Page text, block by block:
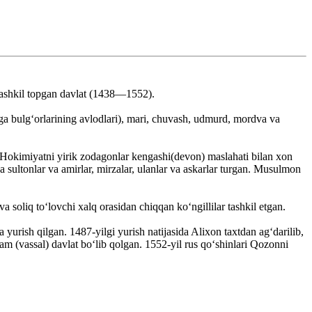
topgan davlat (1438—1552).
avlodlari), mari, chuvash, udmurd, mordva va
yirik zodagonlar kengashi(devon) maslahati bilan xon
va amirlar, mirzalar, ulanlar va askarlar turgan. Musulmon
soliq toʻlovchi xalq orasidan chiqqan koʻngillilar tashkil etgan.
qilgan. 1487-yilgi yurish natijasida Alixon taxtdan agʻdarilib,
(vassal) davlat boʻlib qolgan. 1552-yil rus qoʻshinlari Qozonni